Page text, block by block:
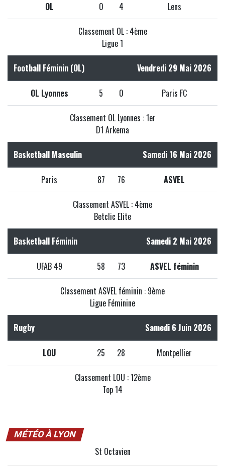
OL 0 4 Lens
Classement OL : 4ème
Ligue 1
Football Féminin (OL) Vendredi 29 Mai 2026
OL Lyonnes 5 0 Paris FC
Classement OL Lyonnes : 1er
D1 Arkema
Basketball Masculin Samedi 16 Mai 2026
Paris 87 76 ASVEL
Classement ASVEL : 4ème
Betclic Elite
Basketball Féminin Samedi 2 Mai 2026
UFAB 49 58 73 ASVEL féminin
Classement ASVEL féminin : 9ème
Ligue Féminine
Rugby Samedi 6 Juin 2026
LOU 25 28 Montpellier
Classement LOU : 12ème
Top 14
MÉTÉO À LYON
St Octavien